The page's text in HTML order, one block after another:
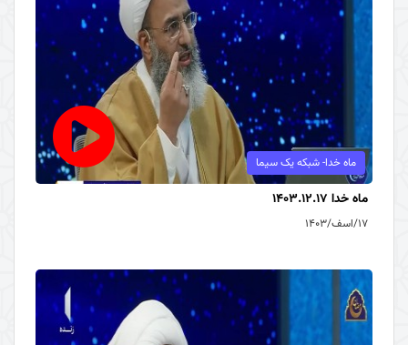
ماه خدا- شبکه یک سیما
ماه خدا 1403.12.17
۱۷/اسف/۱۴۰۳